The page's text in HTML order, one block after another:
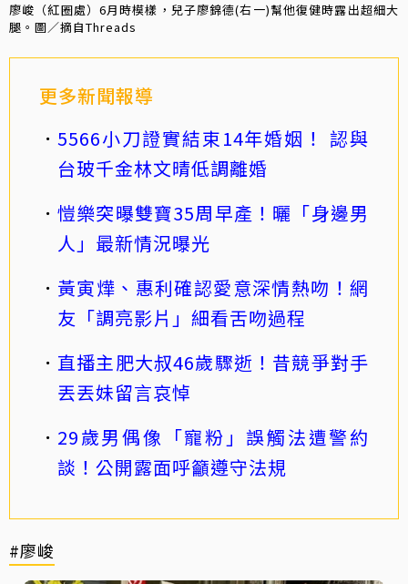
廖峻（紅圈處）6月時模樣，兒子廖錦德(右一)幫他復健時露出超細大
腿。圖／摘自Threads
更多新聞報導
5566小刀證實結束14年婚姻！ 認與
台玻千金林文晴低調離婚
愷樂突曝雙寶35周早產！曬「身邊男
人」最新情況曝光
黃寅燁、惠利確認愛意深情熱吻！網
友「調亮影片」細看舌吻過程
直播主肥大叔46歲驟逝！昔競爭對手
丟丟妹留言哀悼
29歲男偶像「寵粉」誤觸法遭警約
談！公開露面呼籲遵守法規
#廖峻